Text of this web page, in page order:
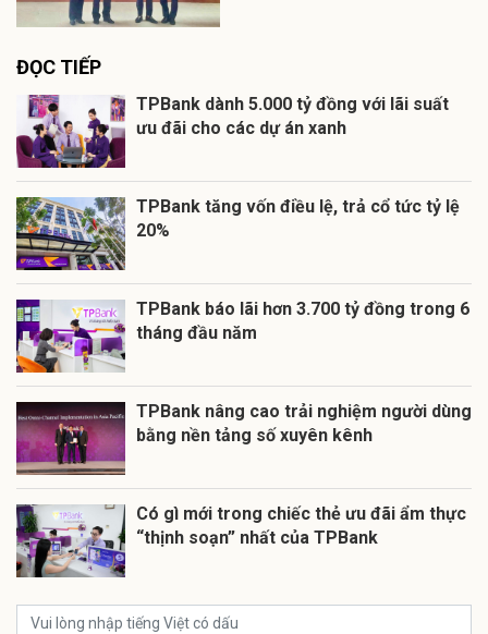
ĐỌC TIẾP
TPBank dành 5.000 tỷ đồng với lãi suất
ưu đãi cho các dự án xanh
TPBank tăng vốn điều lệ, trả cổ tức tỷ lệ
20%
TPBank báo lãi hơn 3.700 tỷ đồng trong 6
tháng đầu năm
TPBank nâng cao trải nghiệm người dùng
bằng nền tảng số xuyên kênh
Có gì mới trong chiếc thẻ ưu đãi ẩm thực
“thịnh soạn” nhất của TPBank